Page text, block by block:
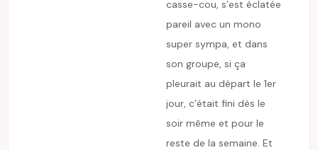
casse-cou, s’est éclatée
pareil avec un mono
super sympa, et dans
son groupe, si ça
pleurait au départ le 1er
jour, c’était fini dès le
soir même et pour le
reste de la semaine. Et